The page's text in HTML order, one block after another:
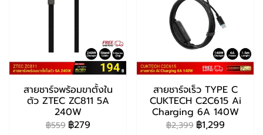
สายชาร์จพร้อมขาตั้งใน
ตัว ZTEC ZC811 5A
240W
฿559 ฿279
สายชาร์จเร็ว TYPE C
CUKTECH C2C615 Ai
Charging 6A 140W
฿2,399 ฿1,299